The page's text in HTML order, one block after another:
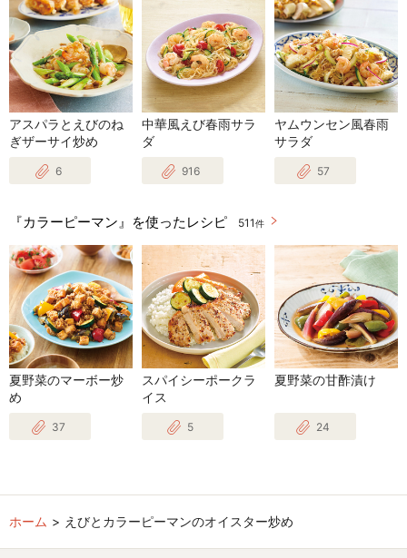
アスパラとえびのね
ぎザーサイ炒め
6
中華風えび春雨サラ
ダ
916
ヤムウンセン風春雨
サラダ
57
『カラーピーマン』を使ったレシピ 511 件
夏野菜のマーボー炒
め
37
スパイシーポークラ
イス
5
夏野菜の甘酢漬け
24
ホーム えびとカラーピーマンのオイスター炒め